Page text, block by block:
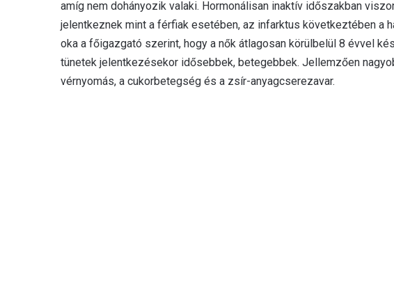
amíg nem dohányozik valaki. Hormonálisan inaktív időszakban
jelentkeznek mint a férfiak esetében, az infarktus következtében a
oka a főigazgató szerint, hogy a nők átlagosan körülbelül 8 évvel
tünetek jelentkezésekor idősebbek, betegebbek. Jellemzően
vérnyomás, a cukorbetegség és a zsír-anyagcserezavar.